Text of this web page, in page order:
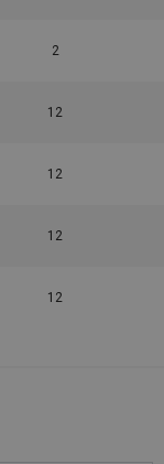
2
12
12
12
12